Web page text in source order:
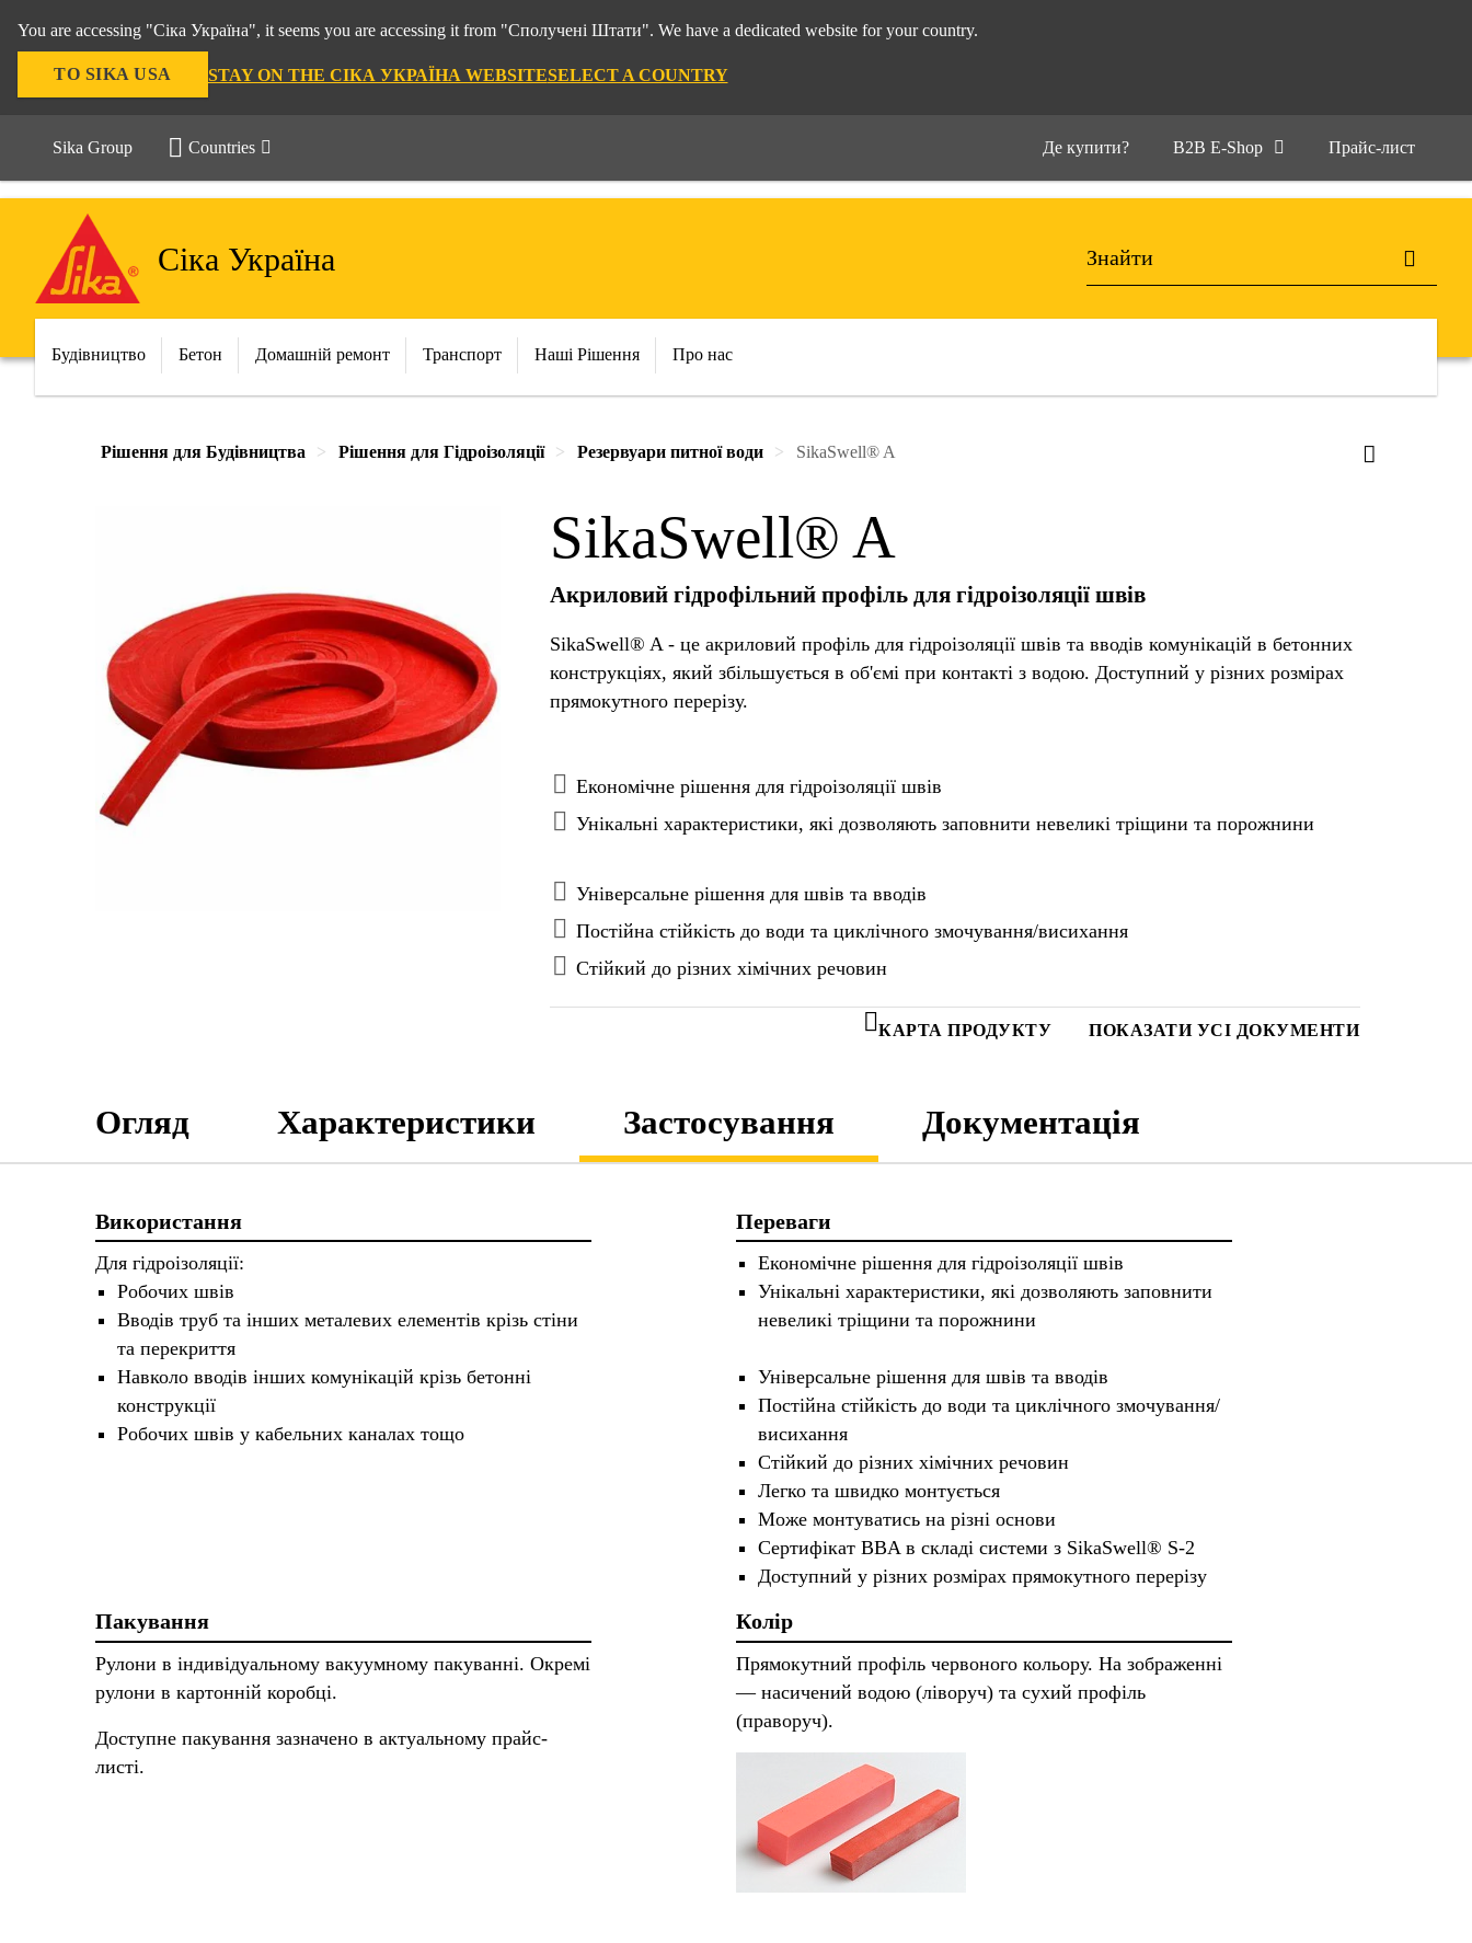
You are accessing "Сіка Україна", it seems you are accessing it from "Сполучені Штати". We have a dedicated website for your country.
TO SIKA USA STAY ON THE СІКА УКРАЇНА WEBSITESELECT A COUNTRY
Sika Group Countries Де купити? B2B E-Shop Прайс-лист
Сіка Україна
Будівництво Бетон Домашній ремонт Транспорт Наші Рішення Про нас
Рішення для Будівництва Рішення для Гідроізоляції Резервуари питної води SikaSwell® A
SikaSwell® A
Акриловий гідрофільний профіль для гідроізоляції швів
SikaSwell® A - це акриловий профіль для гідроізоляції швів та вводів комунікацій в бетонних
конструкціях, який збільшується в об'ємі при контакті з водою. Доступний у різних розмірах
прямокутного перерізу.
Економічне рішення для гідроізоляції швів
Унікальні характеристики, які дозволяють заповнити невеликі тріщини та порожнини
Універсальне рішення для швів та вводів
Постійна стійкість до води та циклічного змочування/висихання
Стійкий до різних хімічних речовин
КАРТА ПРОДУКТУ ПОКАЗАТИ УСІ ДОКУМЕНТИ
Огляд Характеристики Застосування Документація
Використання
Для гідроізоляції:
Робочих швів
Вводів труб та інших металевих елементів крізь стіни
та перекриття
Навколо вводів інших комунікацій крізь бетонні
конструкції
Робочих швів у кабельних каналах тощо
Переваги
Економічне рішення для гідроізоляції швів
Унікальні характеристики, які дозволяють заповнити
невеликі тріщини та порожнини
Універсальне рішення для швів та вводів
Постійна стійкість до води та циклічного змочування/
висихання
Стійкий до різних хімічних речовин
Легко та швидко монтується
Може монтуватись на різні основи
Сертифікат BBA в складі системи з SikaSwell® S-2
Доступний у різних розмірах прямокутного перерізу
Пакування
Рулони в індивідуальному вакуумному пакуванні. Окремі
рулони в картонній коробці.
Доступне пакування зазначено в актуальному прайс-
листі.
Колір
Прямокутний профіль червоного кольору. На зображенні
— насичений водою (ліворуч) та сухий профіль
(праворуч).